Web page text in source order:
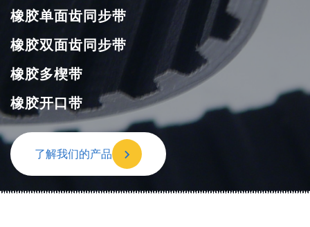
橡胶单面齿同步带
橡胶双面齿同步带
橡胶多楔带
橡胶开口带
了解我们的产品